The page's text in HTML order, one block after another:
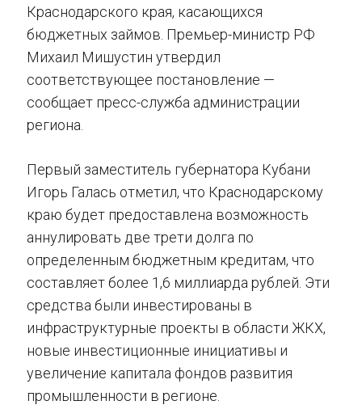
Краснодарского края, касающихся
бюджетных займов. Премьер-министр РФ
Михаил Мишустин утвердил
соответствующее постановление —
сообщает пресс-служба администрации
региона.
Первый заместитель губернатора Кубани
Игорь Галась отметил, что Краснодарскому
краю будет предоставлена возможность
аннулировать две трети долга по
определенным бюджетным кредитам, что
составляет более 1,6 миллиарда рублей. Эти
средства были инвестированы в
инфраструктурные проекты в области ЖКХ,
новые инвестиционные инициативы и
увеличение капитала фондов развития
промышленности в регионе.